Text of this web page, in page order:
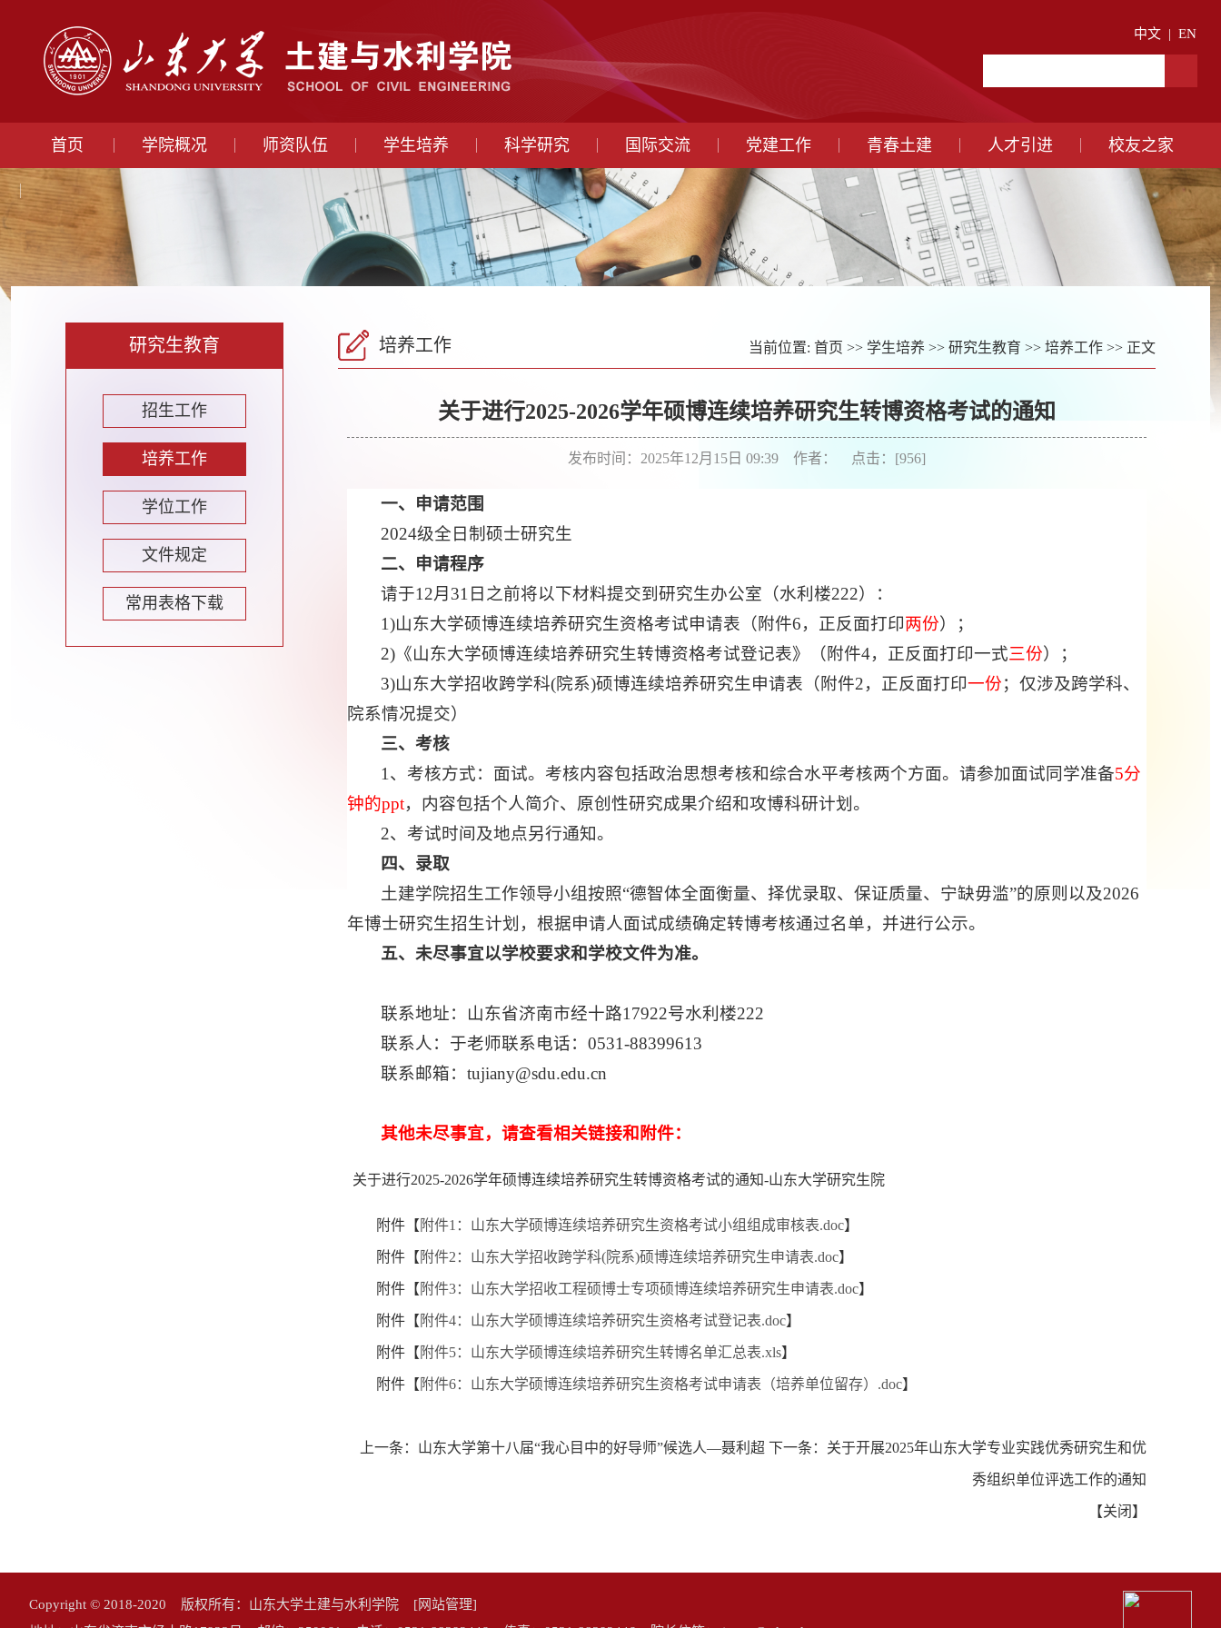
中文 | EN
首页 学院概况 师资队伍 学生培养 科学研究 国际交流 党建工作 青春土建 人才引进 校友之家
研究生教育
招生工作
培养工作
学位工作
文件规定
常用表格下载
培养工作 当前位置: 首页 >> 学生培养 >> 研究生教育 >> 培养工作 >> 正文
关于进行2025-2026学年硕博连续培养研究生转博资格考试的通知
发布时间：2025年12月15日 09:39 作者： 点击：[956]
一、申请范围
2024级全日制硕士研究生
二、申请程序
请于12月31日之前将以下材料提交到研究生办公室（水利楼222）：
1)山东大学硕博连续培养研究生资格考试申请表（附件6，正反面打印两份）；
2) 《山东大学硕博连续培养研究生转博资格考试登记表》（附件4，正反面打印一式三份）
；
3)山东大学招收跨学科(院系)硕博连续培养研究生申请表（附件2，正反面打印一份；仅涉及跨学科、
院系情况提交）
三、考核
1、考核方式：面试。考核内容包括政治思想考核和综合水平考核两个方面。请参加面试同学准备5分
钟的ppt，内容包括个人简介、原创性研究成果介绍和攻博科研计划。
2、考试时间及地点另行通知。
四、录取
土建学院招生工作领导小组按照“德智体全面衡量、择优录取、保证质量、宁缺毋滥”的原则以及2026
年博士研究生招生计划，根据申请人面试成绩确定转博考核通过名单，并进行公示。
五、未尽事宜以学校要求和学校文件为准。
联系地址：山东省济南市经十路17922号水利楼222
联系人：于老师联系电话：0531-88399613
联系邮箱：tujiany@sdu.edu.cn
其他未尽事宜，请查看相关链接和附件：
关于进行2025-2026学年硕博连续培养研究生转博资格考试的通知-山东大学研究生院
附件【 附件1：山东大学硕博连续培养研究生资格考试小组组成审核表.doc】
附件【 附件2：山东大学招收跨学科(院系)硕博连续培养研究生申请表.doc】
附件【 附件3：山东大学招收工程硕博士专项硕博连续培养研究生申请表.doc】
附件【 附件4：山东大学硕博连续培养研究生资格考试登记表.doc】
附件【 附件5：山东大学硕博连续培养研究生转博名单汇总表.xls】
附件【 附件6：山东大学硕博连续培养研究生资格考试申请表（培养单位留存）.doc】
上一条： 山东大学第十八届“我心目中的好导师”候选人—聂利超 下一条： 关于开展2025年山东大学专业实践优秀研究生和优
秀组织单位评选工作的通知
【关闭 】
Copyright © 2018-2020 版权所有：山东大学土建与水利学院 [网站管理]